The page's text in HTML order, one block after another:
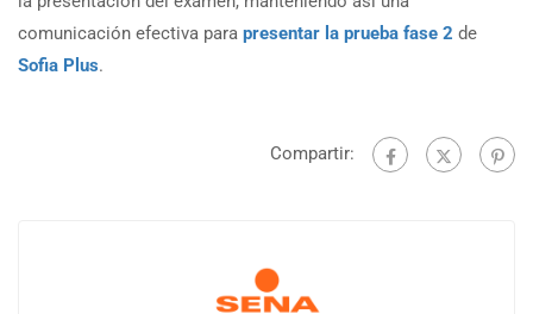
comunicación efectiva para presentar la prueba fase 2 de
Sofia Plus.
Compartir: